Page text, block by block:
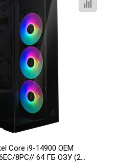
Core i9-14900 OEM
8PC// 64 ГБ ОЗУ (2